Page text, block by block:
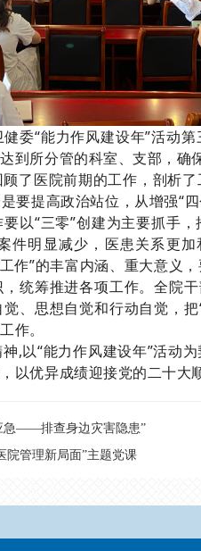
委“能力作风建设年”活动
到所分管的科室、支部，确
了医院前期的工作，剖析
要提高政治站位，从增强“
以“三零”创建为主要抓手
件明显减少，医患关系更
作”的丰富内涵、重大意义
统筹推进各项工作。全院
、思想自觉和行动自觉，
作。
,以“能力作风建设年”活动
以优异成绩迎接党的二十大
急——排查身边灾害隐患”
院管理新局面”主题党课